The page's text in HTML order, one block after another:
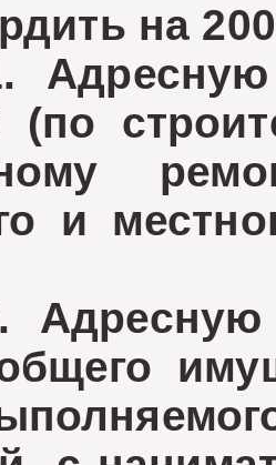
на
(по
и